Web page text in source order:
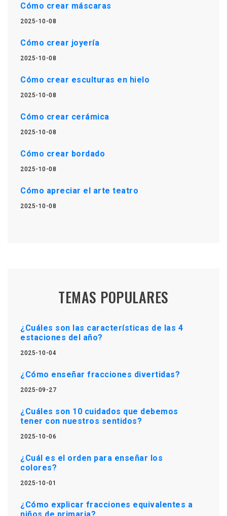
Cómo crear máscaras
2025-10-08
Cómo crear joyería
2025-10-08
Cómo crear esculturas en hielo
2025-10-08
Cómo crear cerámica
2025-10-08
Cómo crear bordado
2025-10-08
Cómo apreciar el arte teatro
2025-10-08
TEMAS POPULARES
¿Cuáles son las características de las 4
estaciones del año?
2025-10-04
¿Cómo enseñar fracciones divertidas?
2025-09-27
¿Cuáles son 10 cuidados que debemos
tener con nuestros sentidos?
2025-10-06
¿Cuál es el orden para enseñar los
colores?
2025-10-01
¿Cómo explicar fracciones equivalentes a